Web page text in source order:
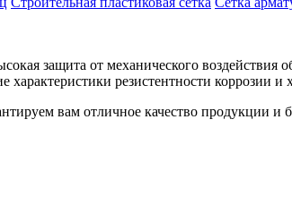
защита от механического воздействия
характеристики резистентности коррозии
вам отличное качество продукции и